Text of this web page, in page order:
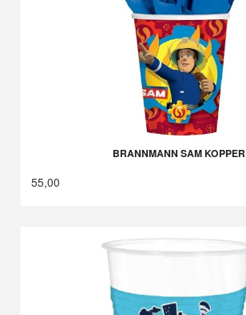
BRANNMANN SAM KOPPER
55,00